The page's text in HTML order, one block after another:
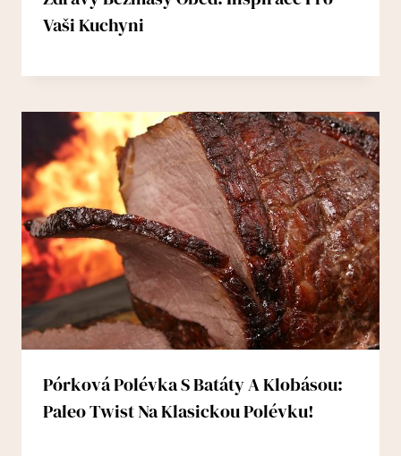
Vaši Kuchyni
Pórková Polévka S Batáty A Klobásou:
Paleo Twist Na Klasickou Polévku!